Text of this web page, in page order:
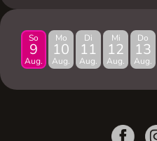
So
9
Aug.
Mo
10
Aug.
Di
11
Aug.
Mi
12
Aug.
Do
13
Aug.